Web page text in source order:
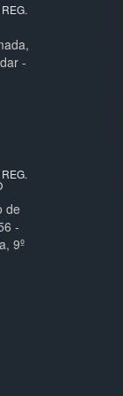
-
de
-
9º